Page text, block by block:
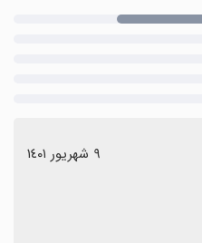
٩ شهریور ١٤٠١